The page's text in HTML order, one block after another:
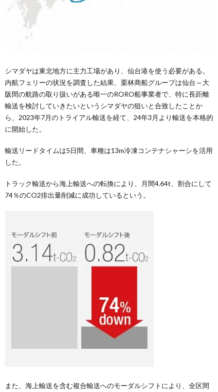
シマダヤは東北地方に主力工場があり、仙台港を使う必要がある。
内航フェリーの状況を調査した結果、栗林商船グループは仙台～大
阪間の航路の取り扱いがある唯一のRORO船事業者で、特に長距離
輸送を検討していきたいというシマダヤの狙いと合致したことか
ら、2023年7月のトライアル輸送を経て、24年3月より輸送を本格的
に開始した。
輸送リードタイムは5日間、車種は13m冷凍コンテナシャーシを活用
した。
トラック輸送から海上輸送への転換により、月間4.64t、割合にして
74％のCO2排出量削減に成功しているという。
また、海上輸送を含む複合輸送へのモーダルシフトにより、全区間